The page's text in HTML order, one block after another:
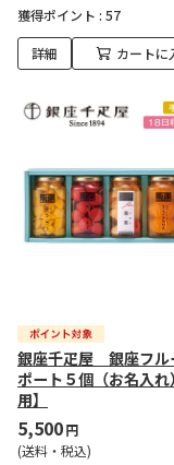
獲得ポイント : 57
詳細 カートに
銀座千疋屋 銀座フル
ポート５個（お名入
用】
5,500円
(送料・税込)